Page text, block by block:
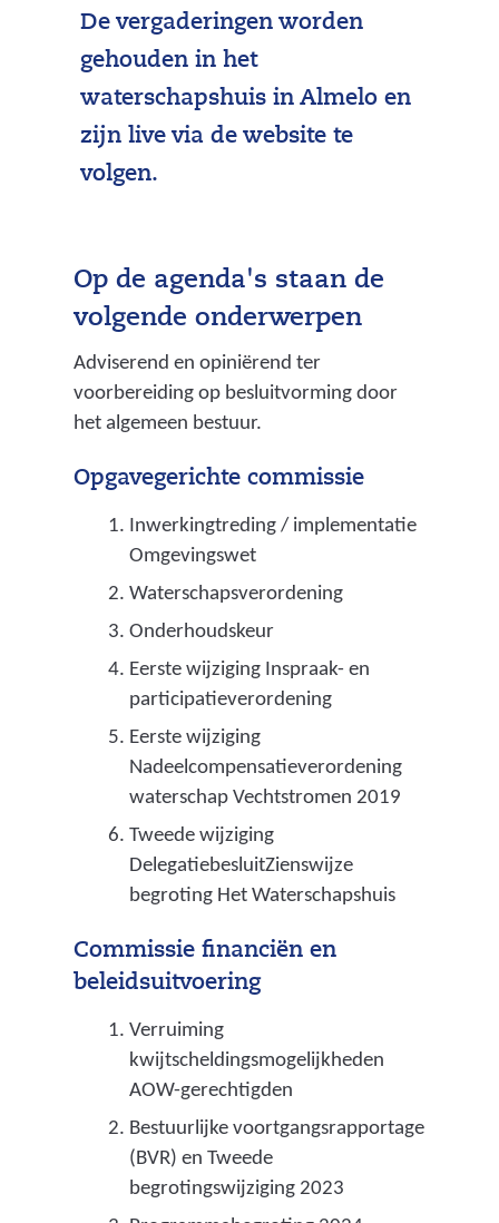
De vergaderingen worden
gehouden in het
waterschapshuis in Almelo en
zijn live via de website te
volgen.
Op de agenda's staan de
volgende onderwerpen
Adviserend en opiniërend ter
voorbereiding op besluitvorming door
het algemeen bestuur.
Opgavegerichte commissie
Inwerkingtreding / implementatie
Omgevingswet
Waterschapsverordening
Onderhoudskeur
Eerste wijziging Inspraak- en
participatieverordening
Eerste wijziging
Nadeelcompensatieverordening
waterschap Vechtstromen 2019
Tweede wijziging
DelegatiebesluitZienswijze
begroting Het Waterschapshuis
Commissie financiën en
beleidsuitvoering
Verruiming
kwijtscheldingsmogelijkheden
AOW-gerechtigden
Bestuurlijke voortgangsrapportage
(BVR) en Tweede
begrotingswijziging 2023